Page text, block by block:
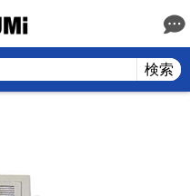
検索